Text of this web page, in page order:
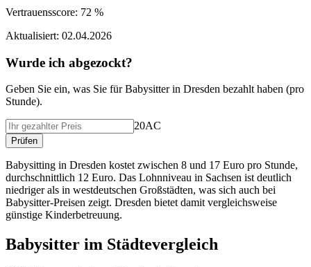
Vertrauensscore: 72 %
Aktualisiert: 02.04.2026
Wurde ich abgezockt?
Geben Sie ein, was Sie fürBabysitterin Dresden bezahlt haben (pro
Stunde).
20AC
Prüfen
Babysitting in Dresden kostet zwischen 8 und 17 Euro pro Stunde,
durchschnittlich 12 Euro. Das Lohnniveau in Sachsen ist deutlich
niedriger als in westdeutschen Großstädten, was sich auch bei
Babysitter-Preisen zeigt. Dresden bietet damit vergleichsweise
günstige Kinderbetreuung.
Babysitter im Städtevergleich